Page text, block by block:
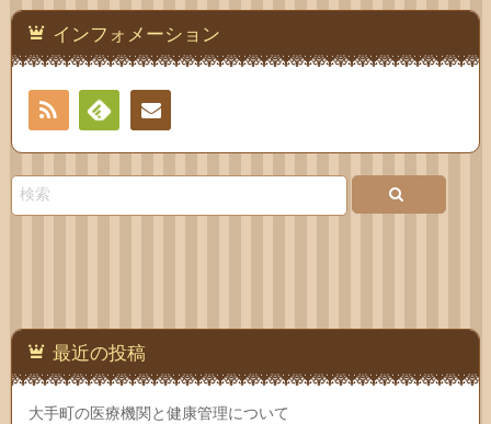
インフォメーション
RSS
Feedlyお問
最近の投稿
大手町の医療機関と健康管理について